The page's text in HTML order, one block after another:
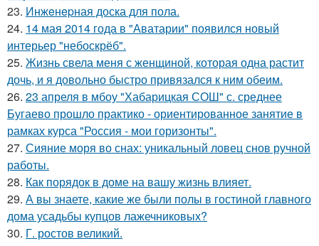
23. Инжeнepная доска для пола.
24. 14 мая 2014 года в "Аватарии" появился новый
интерьер "небоскрёб".
25. Жизнь свела меня с женщиной, которая одна растит
дочь, и я довольно быстро привязался к ним обеим.
26. 23 апреля в мбоу "Хабарицкая СОШ" с. среднее
Бугаево прошло практико - ориентированное занятие в
рамках курса "Россия - мои горизонты".
27. Сияние моря во снах: уникальный ловец снов ручной
работы.
28. Как порядок в доме на вашу жизнь влияет.
29. А вы знаете, какие же были полы в гостиной главного
дома усадьбы купцов лажечниковых?
30. Г. ростов великий.